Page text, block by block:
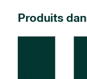
Produits